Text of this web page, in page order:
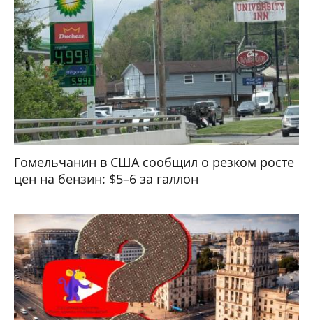
Гомельчанин в США сообщил о резком росте
цен на бензин: $5–6 за галлон